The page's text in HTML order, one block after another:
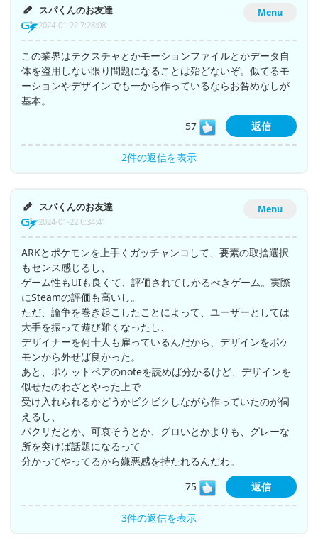
Menu
スパくんのお友達
2024-01-22 7:28:08
この業界はテクスチャとかモーションファイルとかデータ自
体を盗用しない限り問題になることは殆どないぞ。似てるモ
ーションやデザインでも一から作っているならお咎めなしが
基本。
57
返信
2件の返信を表示
Menu
スパくんのお友達
2024-01-22 6:34:41
ARKとポケモンを上手くガッチャンコして、要素の取捨選択
もセンス感じるし、
ゲーム性もUIも良くて、評価されてしかるべきゲーム。実際
にSteamの評価も高いし。
ただ、論争を巻き起こしたことによって、ユーザーとしては
大手を振って遊び難くなったし、
デザイナーを何十人も雇っているんだから、デザインをポケ
モンから外せば良かった。
あと、ポケットペアのnoteを読めば分かるけど、デザインを
似せたのわざとやった上で
受け入れられるかどうかビクビクしながら作っていたのが伺
えるし、
パクリだとか、可哀そうとか、グロいとかよりも、グレーな
所を突けば話題になるって
分かってやってるから嫌悪感を持たれるんだわ。
75
返信
3件の返信を表示